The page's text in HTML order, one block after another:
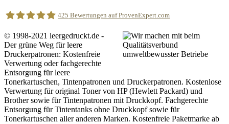
leergedruckt.de
425 Bewertungen auf ProvenExpert.com
© 1998-2021 leergedruckt.de -
Der grüne Weg für leere
Druckerpatronen: Kostenfreie
Verwertung oder fachgerechte
Entsorgung für leere
Tonerkartuschen, Tintenpatronen und Druckerpatronen. Kostenlose
Verwertung für original Toner von HP (Hewlett Packard) und
Brother sowie für Tintenpatronen mit Druckkopf. Fachgerechte
Entsorgung für Tintentanks ohne Druckkopf sowie für
Tonerkartuschen aller anderen Marken. Kostenfreie Paketmarke ab